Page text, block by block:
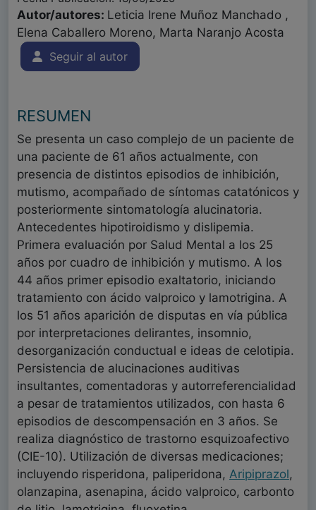
Autor/autores: Leticia Irene Muñoz Manchado ,
Elena Caballero Moreno, Marta Naranjo Acosta
Seguir al autor
RESUMEN
Se presenta un caso complejo de un paciente de
una paciente de 61 años actualmente, con
presencia de distintos episodios de inhibición,
mutismo, acompañado de síntomas catatónicos y
posteriormente sintomatología alucinatoria.
Antecedentes hipotiroidismo y dislipemia.
Primera evaluación por Salud Mental a los 25
años por cuadro de inhibición y mutismo. A los
44 años primer episodio exaltatorio, iniciando
tratamiento con ácido valproico y lamotrigina. A
los 51 años aparición de disputas en vía pública
por interpretaciones delirantes, insomnio,
desorganización conductual e ideas de celotipia.
Persistencia de alucinaciones auditivas
insultantes, comentadoras y autorreferencialidad
a pesar de tratamientos utilizados, con hasta 6
episodios de descompensación en 3 años. Se
realiza diagnóstico de trastorno esquizoafectivo
(CIE-10). Utilización de diversas medicaciones;
incluyendo risperidona, paliperidona, Aripiprazol,
olanzapina, asenapina, ácido valproico, carbonto